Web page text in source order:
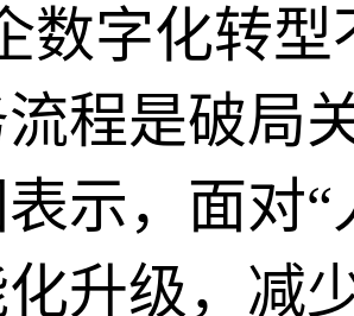
数字化转
程是破局
示，面对
升级，减